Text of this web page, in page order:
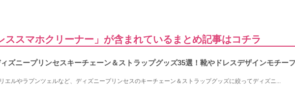
ススマホクリーナー」が含まれているまとめ記事はコチラ
ズニープリンセスキーチェーン＆ストラップグッズ35選！靴やドレスデザインモチー
エルやラプンツェルなど、ディズニープリンセスのキーチェーン＆ストラップグッズに絞ってディズニ...